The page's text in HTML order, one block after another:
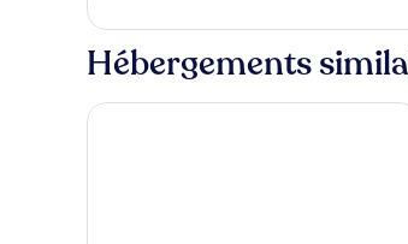
le
type
de
Chambre
Hébergements
ibis Hong Kong Central And Sheung